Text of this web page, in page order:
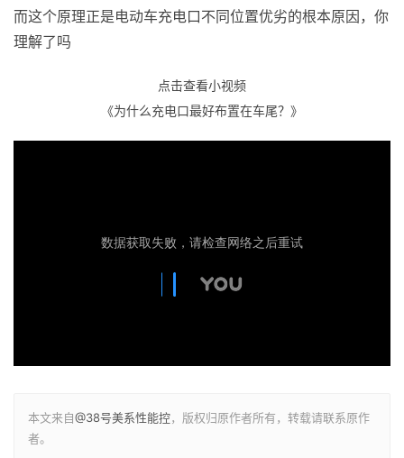
而这个原理正是电动车充电口不同位置优劣的根本原因，你
理解了吗
点击查看小视频
《为什么充电口最好布置在车尾？》
本文来自@38号美系性能控，版权归原作者所有，转载请联系原作
者。